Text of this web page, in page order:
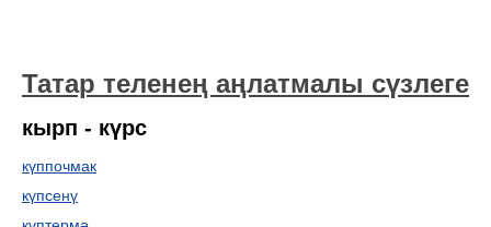
Татар теленең аңлатмалы сүзлеге
кырп - күрс
күппочмак
күпсенү